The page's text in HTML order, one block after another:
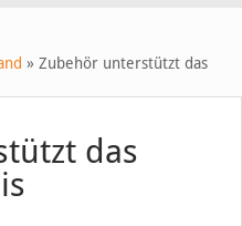
» Zubehör unterstützt das
das